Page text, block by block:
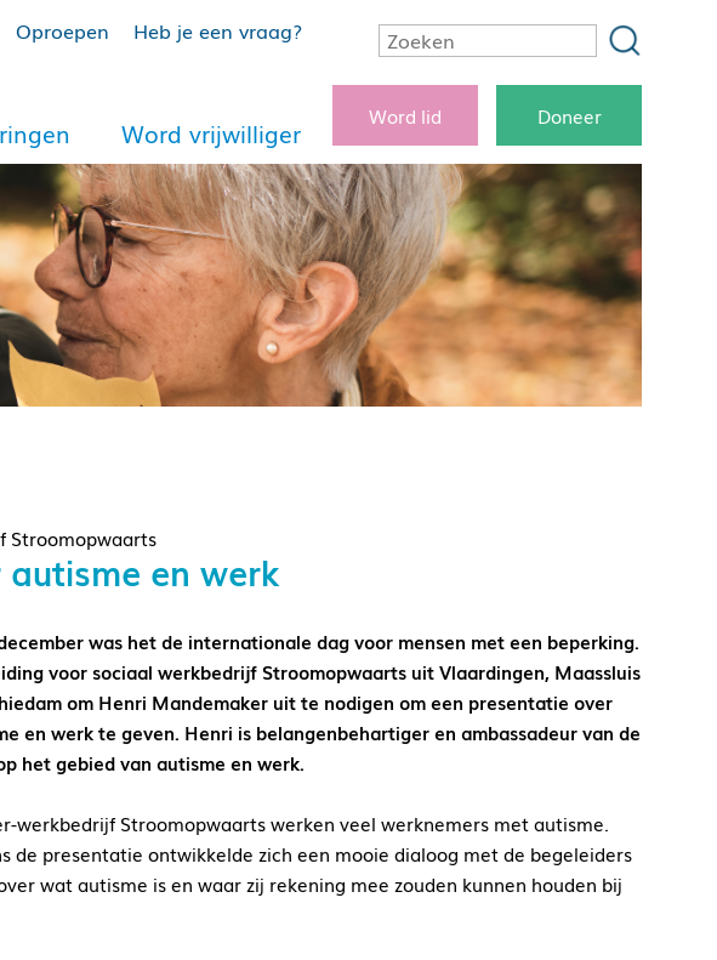
Oproepen Heb je een vraag?
Word vrijwilliger
Word lid Doneer
Stroomopwaarts
en werk
was het de internationale dag voor mensen met een beperking.
voor sociaal werkbedrijf Stroomopwaarts uit Vlaardingen, Maassluis
om Henri Mandemaker uit te nodigen om een presentatie over
en werk te geven. Henri is belangenbehartiger en ambassadeur van de
het gebied van autisme en werk.
werkbedrijf Stroomopwaarts werken veel werknemers met autisme.
de presentatie ontwikkelde zich een mooie dialoog met de begeleiders
wat autisme is en waar zij rekening mee zouden kunnen houden bij